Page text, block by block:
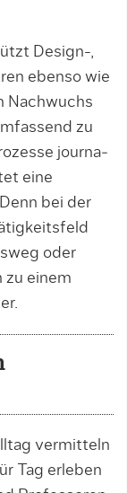
Design-,
ebenso wie
Nachwuchs
zu
jour­na­
­ei­ne
bei der
oder
zu einem
vermitteln
Tag erleben